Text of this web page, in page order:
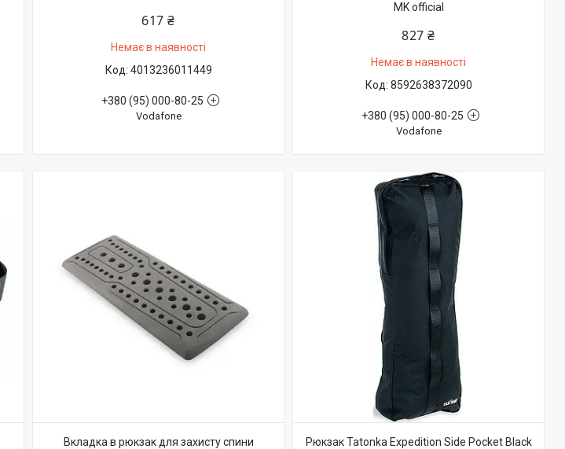
617 ₴
Немає в наявності
4013236011449
+380 (95) 000-80-25
Vodafone
MK official
827 ₴
Немає в наявності
8592638372090
+380 (95) 000-80-25
Vodafone
Вкладка в рюкзак для захисту спини
Рюкзак Tatonka Expedition Side Pocket Black